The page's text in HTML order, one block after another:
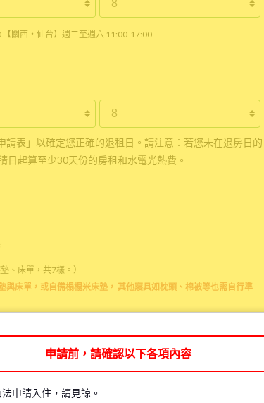
關西・仙台】週二至週六 11:00-17:00
表」以確定您正確的退租日。請注意：若您未在退房日的
起算至少30天份的房租和水電光熱費。
、床單，共7樣。）
與床單，或自備榻榻米床墊， 其他寢具如枕頭、棉被等也需自行準
申請前，請確認以下各項內容
申請入住，請見諒。